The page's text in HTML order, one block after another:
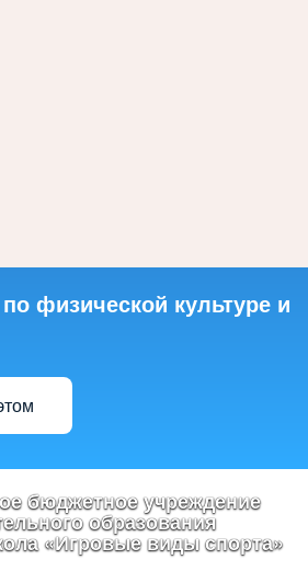
физической культуре и
бюджетное учреждение
образования
«Игровые виды спорта»